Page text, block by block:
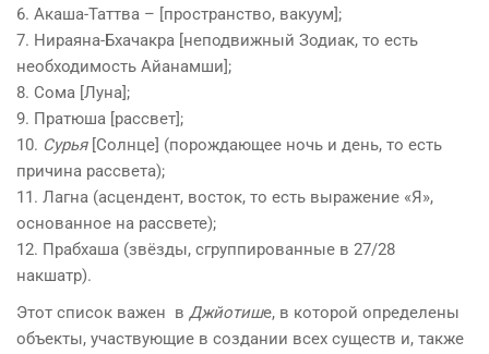
6. Акаша-Таттва – [пространство, вакуум];
7. Нираяна-Бхачакра [неподвижный Зодиак, то есть
необходимость Айанамши];
8. Сома [Луна];
9. Пратюша [рассвет];
10. Сурья[Солнце] (порождающее ночь и день, то есть
причина рассвета);
11. Лагна (асцендент, восток, то есть выражение «Я»,
основанное на рассвете);
12. Прабхаша (звёзды, сгруппированные в 27/28
накшатр).
Этот список важен в Джйотише, в которой определены
объекты, участвующие в создании всех существ и, также